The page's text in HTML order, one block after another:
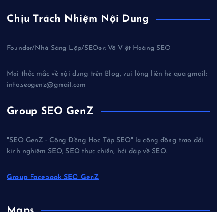
Chịu Trách Nhiệm Nội Dung
Founder/Nhà Sáng Lập/SEOer: Võ Việt Hoàng SEO
Mọi thắc mắc về nội dung trên Blog, vui lòng liên hệ qua gmail:
info.seogenz@gmail.com
Group SEO GenZ
"SEO GenZ - Cộng Đồng Học Tập SEO" là cộng đồng trao đổi
kinh nghiệm SEO, SEO thực chiến, hỏi đáp về SEO.
Group Facebook SEO GenZ